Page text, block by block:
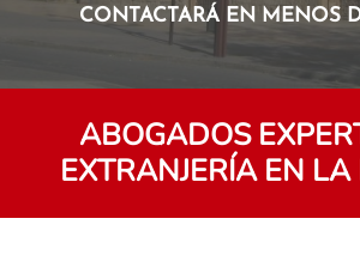
CONTACTARÁ EN MENOS
ABOGADOS
EXTRANJERÍA EN LA